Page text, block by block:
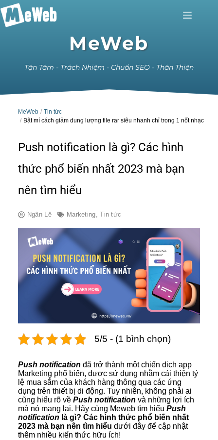
MeWeb
Tận Tâm - Trách Nhiệm - Chuẩn SEO - Thân Thiện
MeWeb
Tin tức
Bật mí cách giảm dung lượng file rar siêu nhanh chỉ trong 1 nốt nhạc
Push notification là gì? Các hình
thức phổ biến nhất 2023 mà bạn
nên tìm hiểu
Ngân Lê Marketing,Tin tức
5/5 - (1 bình chọn)
Push notification đã trở thành một chiến dịch app
Marketing phổ biến, được sử dụng nhằm cải thiện tỷ
lệ mua sắm của khách hàng thông qua các ứng
dụng trên thiết bị di động. Tuy nhiên, không phải ai
cũng hiểu rõ về Push notification và những lợi ích
mà nó mang lại. Hãy cùng Meweb tìm hiểu Push
notification là gì? Các hình thức phổ biến nhất
2023 mà bạn nên tìm hiểu dưới đây để cập nhật
thêm nhiều kiến thức hữu ích!